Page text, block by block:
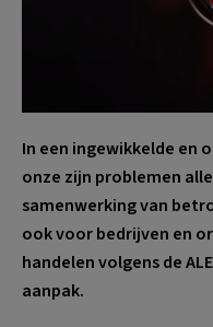
In een ingewikkelde en
onze zijn problemen
samenwerking van
ook voor bedrijven en
handelen volgens de
aanpak.